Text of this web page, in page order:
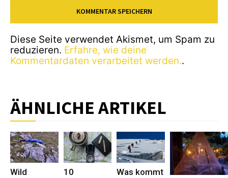
Diese Seite verwendet Akismet, um Spam zu
reduzieren. Erfahre, wie deine
Kommentardaten verarbeitet werden..
ÄHNLICHE ARTIKEL
Wild
10
Was kommt